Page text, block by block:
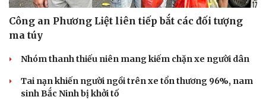
Công an Phương Liệt liên tiếp bắt các đối tượng
ma túy
Nhóm thanh thiếu niên mang kiếm chặn xe người dân
Tai nạn khiến người ngồi trên xe tổn thương 96%, nam
sinh Bắc Ninh bị khởi tố